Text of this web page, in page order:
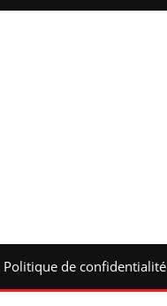
Politique de confidentialité